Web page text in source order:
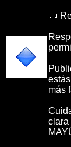
📜
más
clara